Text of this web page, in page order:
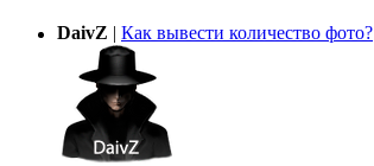
DaivZ Как вывести количество фото?